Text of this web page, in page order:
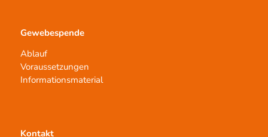
Gewebespende
Ablauf
Voraussetzungen
Informationsmaterial
Kontakt